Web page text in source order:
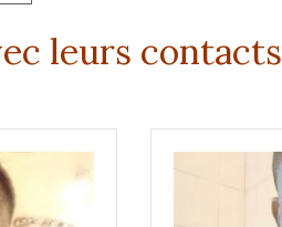
leurs contacts